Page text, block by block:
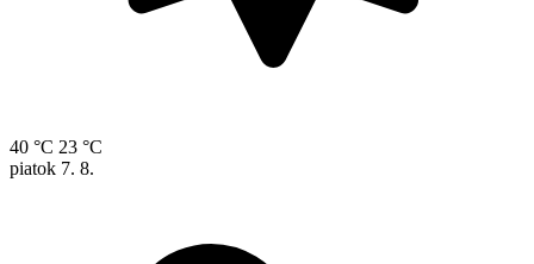
40 °C 23 °C
piatok 7. 8.